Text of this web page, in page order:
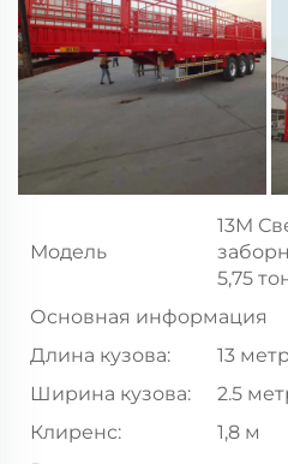
Модель
13M
5,75
Основная информация
Длина кузова:
13
Ширина кузова:
2.5
Клиренс:
1,8 м